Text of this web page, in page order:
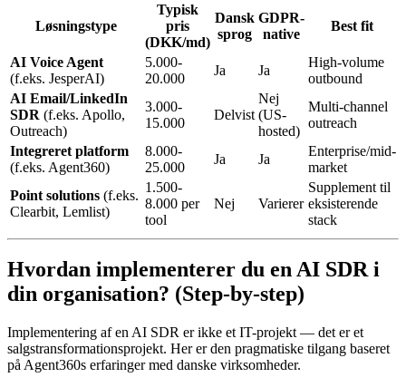
Løsningstype
Typisk
pris
(DKK/md)
Dansk
sprog
GDPR-
native
Best fit
AI Voice Agent
(f.eks. JesperAI)
5.000-
20.000
Ja Ja
High-volume
outbound
AI Email/LinkedIn
SDR (f.eks. Apollo,
Outreach)
3.000-
15.000
Delvist
Nej
(US-
hosted)
Multi-channel
outreach
Integreret platform
(f.eks. Agent360)
8.000-
25.000
Ja Ja
Enterprise/mid-
market
Point solutions (f.eks.
Clearbit, Lemlist)
1.500-
8.000 per
tool
Nej Varierer
Supplement til
eksisterende
stack
Hvordan implementerer du en AI SDR i
din organisation? (Step-by-step)
Implementering af en AI SDR er ikke et IT-projekt — det er et
salgstransformationsprojekt. Her er den pragmatiske tilgang baseret
på Agent360s erfaringer med danske virksomheder.